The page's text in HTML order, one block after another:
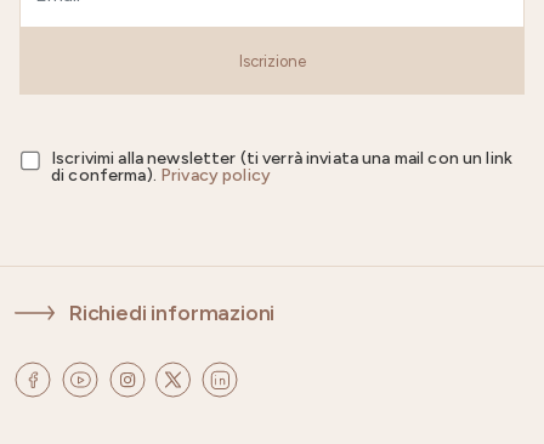
Iscrizione
Iscrivimi alla newsletter (ti verrà inviata una mail con un link
di conferma). Privacy policy
Richiedi informazioni